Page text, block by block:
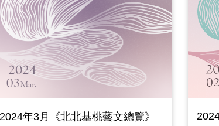
2024年3月《北北基桃藝文總覽》